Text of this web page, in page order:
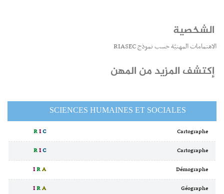
الشخصية
الاهتمامات المهنيّة حسب نموذج RIASEC
إكتشف المزيد من المهن
SCIENCES HUMAINES ET SOCIALES
RIC
RIC
IRA
IRA